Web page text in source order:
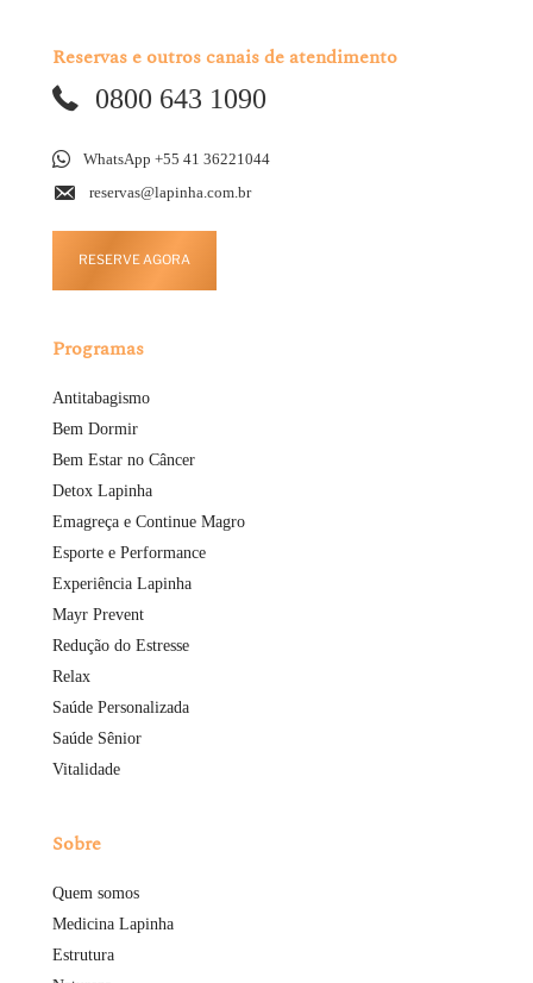
Reservas e outros canais de atendimento
0800 643 1090
WhatsApp +55 41 36221044
reservas@lapinha.com.br
RESERVE AGORA
Programas
Antitabagismo
Bem Dormir
Bem Estar no Câncer
Detox Lapinha
Emagreça e Continue Magro
Esporte e Performance
Experiência Lapinha
Mayr Prevent
Redução do Estresse
Relax
Saúde Personalizada
Saúde Sênior
Vitalidade
Sobre
Quem somos
Medicina Lapinha
Estrutura